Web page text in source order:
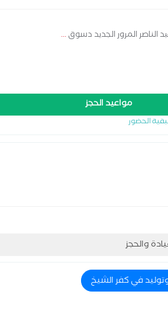
المرور الجديد دسوق...
مواعيد الحجز
الحضور
والحجز
في كفر الشيخ